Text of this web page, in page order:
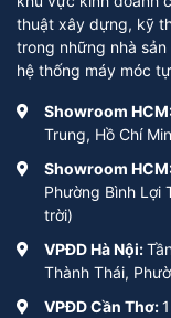
thuật xây dựng, kỹ
trong những nhà
hệ thống máy móc
Showroom
Trung, Hồ Chí
Showroom
Phường Bình Lợi
trời)
VPĐD Hà Nội:
Thành Thái,
VPĐD Cần Thơ: